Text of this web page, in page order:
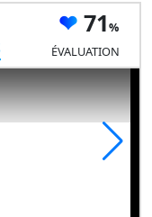
71
ÉVALUATION
Open Roads